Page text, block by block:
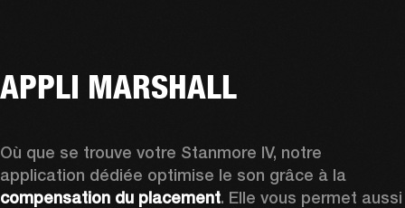
APPLI MARSHALL
Où que se trouve votre Stanmore IV, notre
compensation du placement. Elle vous permet aussi